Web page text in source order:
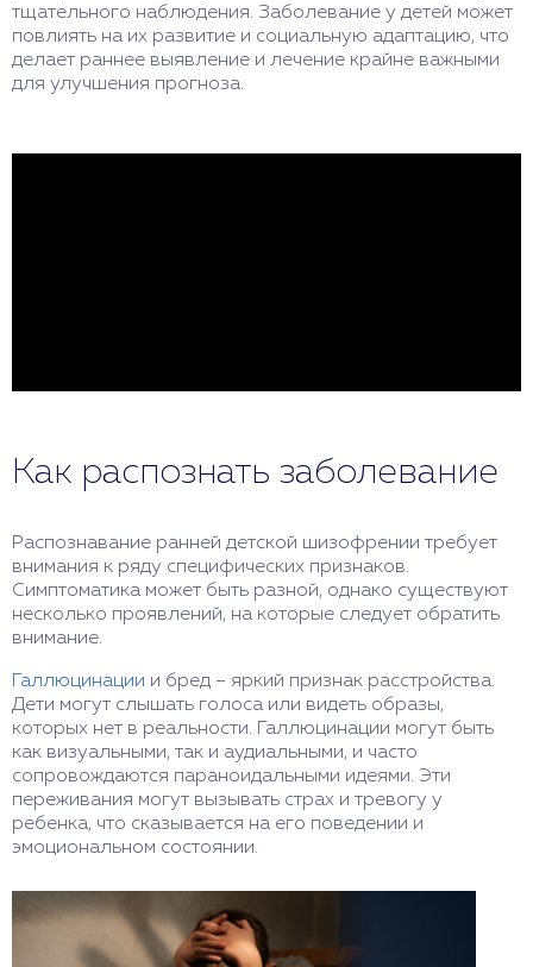
тщательного наблюдения. Заболевание у детей может
повлиять на их развитие и социальную адаптацию, что
делает раннее выявление и лечение крайне важными
для улучшения прогноза.
Как распознать заболевание
Распознавание ранней детской шизофрении требует
внимания к ряду специфических признаков.
Симптоматика может быть разной, однако существуют
несколько проявлений, на которые следует обратить
внимание.
Галлюцинации и бред – яркий признак расстройства.
Дети могут слышать голоса или видеть образы,
которых нет в реальности. Галлюцинации могут быть
как визуальными, так и аудиальными, и часто
сопровождаются параноидальными идеями. Эти
переживания могут вызывать страх и тревогу у
ребенка, что сказывается на его поведении и
эмоциональном состоянии.